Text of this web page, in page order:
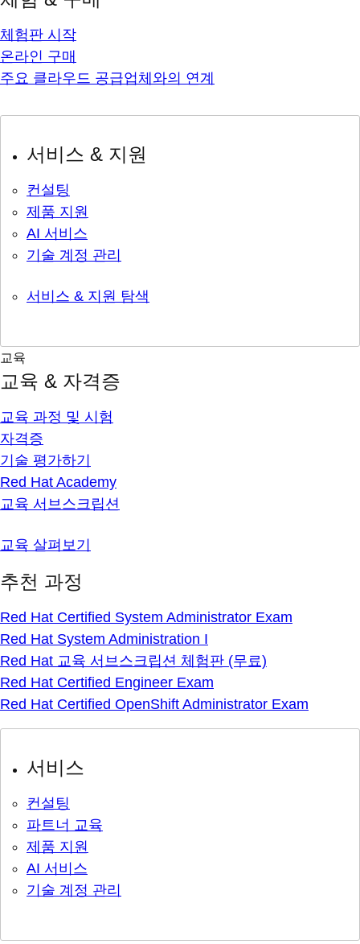
체험판 시작
온라인 구매
주요 클라우드 공급업체와의 연계
서비스 & 지원
컨설팅
제품 지원
AI 서비스
기술 계정 관리
서비스 & 지원 탐색
교육
교육 & 자격증
교육 과정 및 시험
자격증
기술 평가하기
Red Hat Academy
교육 서브스크립션
교육 살펴보기
추천 과정
Red Hat Certified System Administrator Exam
Red Hat System Administration I
Red Hat 교육 서브스크립션 체험판 (무료)
Red Hat Certified Engineer Exam
Red Hat Certified OpenShift Administrator Exam
서비스
컨설팅
파트너 교육
제품 지원
AI 서비스
기술 계정 관리